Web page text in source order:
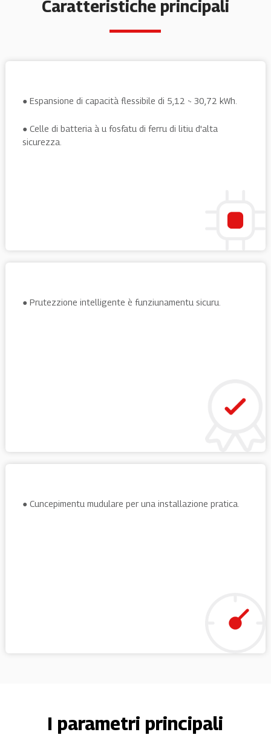
Caratteristiche principali
● Espansione di capacità flessibile di 5,12 ~ 30,72 kWh.
● Celle di batteria à u fosfatu di ferru di litiu d'alta
sicurezza.
● Prutezzione intelligente è funziunamentu sicuru.
● Cuncepimentu mudulare per una installazione pratica.
I parametri principali